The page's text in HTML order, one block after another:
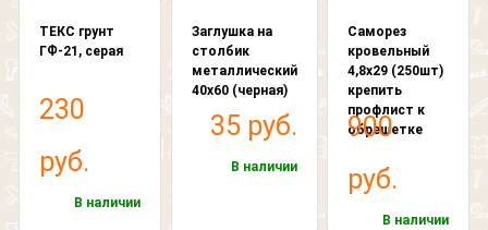
ТЕКС грунт
ГФ-21, серая
230
руб.
В наличии
Заглушка на
столбик
металлический
40х60 (черная)
35 руб.
В наличии
Саморез
кровельный
4,8х29 (250шт)
крепить
профлист к
обрешетке
900
руб.
В наличии